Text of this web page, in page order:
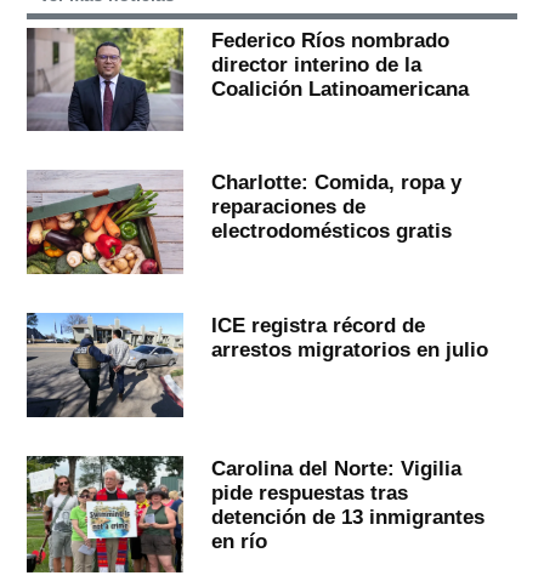
Federico Ríos nombrado
director interino de la
Coalición Latinoamericana
Charlotte: Comida, ropa y
reparaciones de
electrodomésticos gratis
ICE registra récord de
arrestos migratorios en julio
Carolina del Norte: Vigilia
pide respuestas tras
detención de 13 inmigrantes
en río